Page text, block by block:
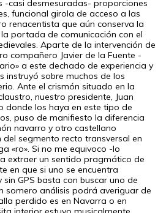
-casi desmesuradas- proporciones
funcional girola de acceso a las
renacentista que aún conserva la
portada de comunicación con el
Aparte de la intervención de
compañero Javier de la Fuente -
a este dechado de experiencia y
instruyó sobre muchos de los
Ante el crismón situado en la
nuestro presidente, Juan
donde los haya en este tipo de
puso de manifiesto la diferencia
navarro y otro castellano
segmento recto transversal en
«ro». Si no me equivoco -lo
extraer un sentido pragmático de
en que si uno se encuentra
GPS basta con buscar uno de
somero análisis podrá averiguar de
perdido es en Navarra o en